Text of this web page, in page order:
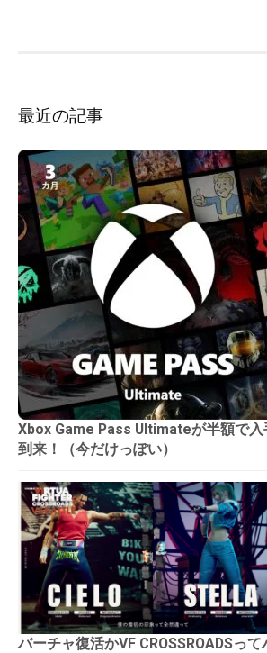
最近の記事
Xbox Game Pass Ultimateが半額で入
到来！（今だけっぽい）
バーチャ復活かVF CROSSROADSっ